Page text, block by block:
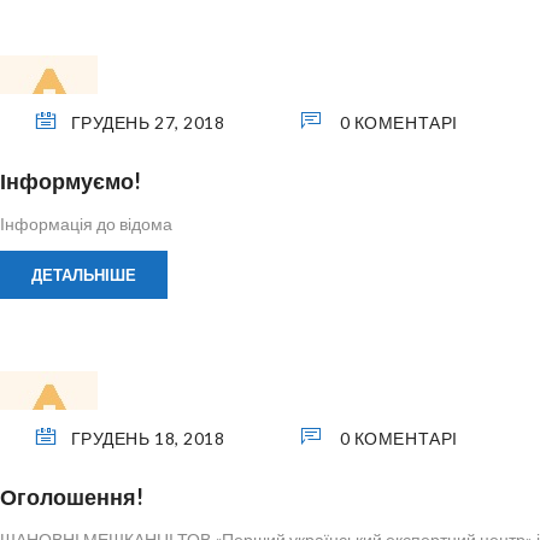
ГРУДЕНЬ 27, 2018 0 КОМЕНТАРІ
Інформуємо!
Інформація до відома
ДЕТАЛЬНІШЕ
ГРУДЕНЬ 18, 2018 0 КОМЕНТАРІ
Оголошення!